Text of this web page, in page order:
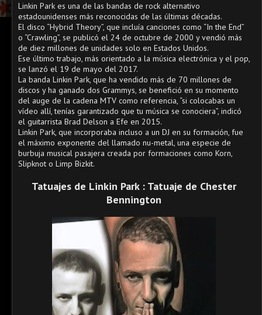
Linkin Park es una de las bandas de rock alternativo
estadounidenses más reconocidas de las últimas décadas.
El disco “Hybrid Theory”, que incluía canciones como “In the End”
o “Crawling”, se publicó el 24 de octubre de 2000 y vendió más
de diez millones de unidades solo en Estados Unidos.
Ese último trabajo, más orientado a la música electrónica y el pop,
se lanzó el 19 de mayo del 2017.
La banda Linkin Park, que ha vendido más de 70 millones de
discos y ha ganado dos Grammys, se benefició en su momento
del auge de la cadena MTV como referencia, “si colocabas un
vídeo allí, tenías garantizado que tu música se conociera”, indicó
el guitarrista Brad Delson a Efe en 2015.
Linkin Park, que incorporaba incluso a un DJ en su formación, fue
el máximo exponente del llamado nu-metal, una especie de
burbuja musical pasajera creada por formaciones como Korn,
Slipknot o Limp Bizkit.
Tatuajes de Linkin Park : Tatuaje de Chester
Bennington